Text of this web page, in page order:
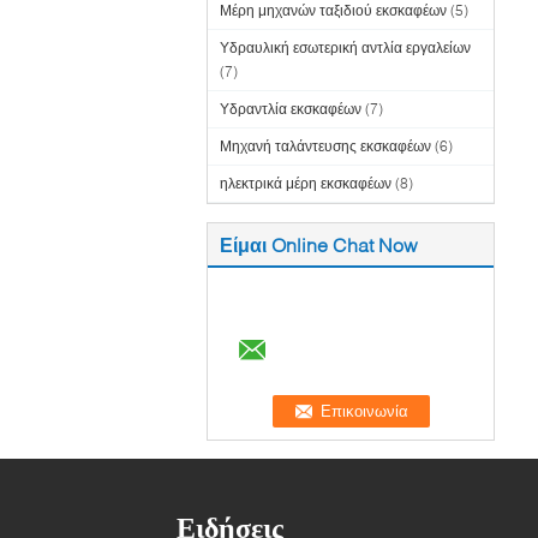
Μέρη μηχανών ταξιδιού εκσκαφέων (5)
Υδραυλική εσωτερική αντλία εργαλείων
(7)
Υδραντλία εκσκαφέων (7)
Μηχανή ταλάντευσης εκσκαφέων (6)
ηλεκτρικά μέρη εκσκαφέων (8)
Είμαι Online Chat Now
Ειδήσεις